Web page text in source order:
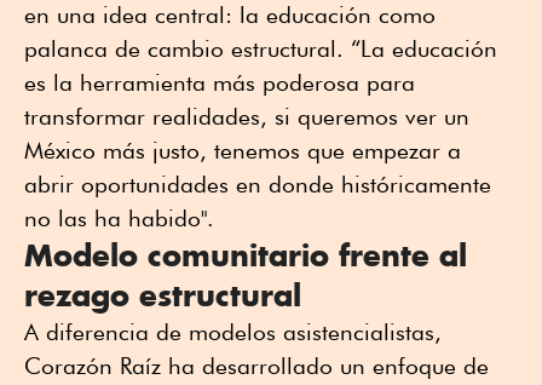
en una idea central: la educación como
palanca de cambio estructural. “La educación
es la herramienta más poderosa para
transformar realidades, si queremos ver un
México más justo, tenemos que empezar a
abrir oportunidades en donde históricamente
no las ha habido".
Modelo comunitario frente al
rezago estructural
A diferencia de modelos asistencialistas,
Corazón Raíz ha desarrollado un enfoque de